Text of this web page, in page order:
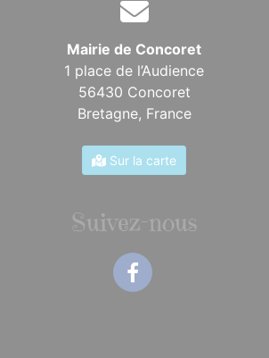
Mairie de Concoret
1 place de l’Audience
56430 Concoret
Bretagne, France
Sur la carte
Suivez-nous